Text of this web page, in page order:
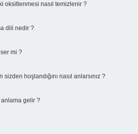
oksitlenmesi nasıl temizlenir ?
dili nedir ?
mi ?
hoşlandığını nasıl anlarsınız ?
gelir ?